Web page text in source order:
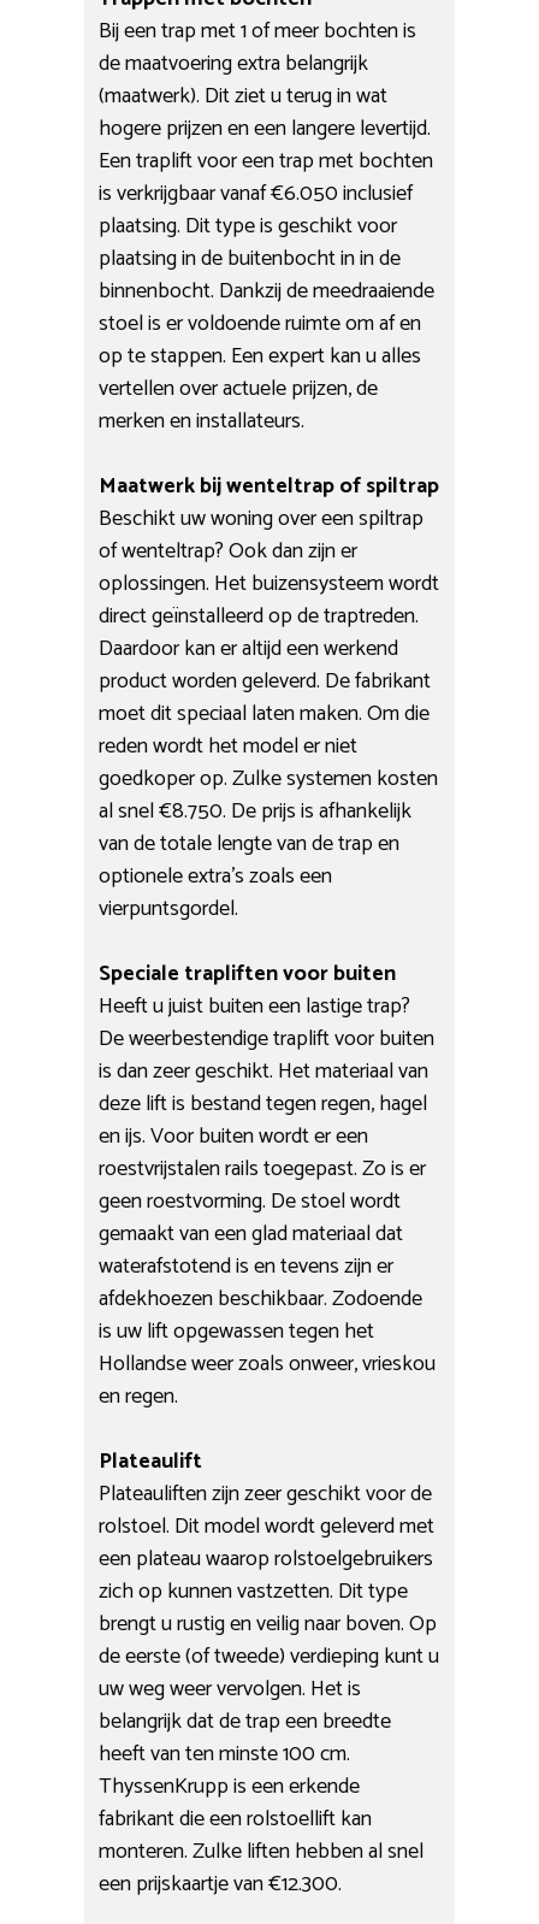
Bij een trap met 1 of meer bochten is
de maatvoering extra belangrijk
(maatwerk). Dit ziet u terug in wat
hogere prijzen en een langere levertijd.
Een traplift voor een trap met bochten
is verkrijgbaar vanaf €6.050 inclusief
plaatsing. Dit type is geschikt voor
plaatsing in de buitenbocht in in de
binnenbocht. Dankzij de meedraaiende
stoel is er voldoende ruimte om af en
op te stappen. Een expert kan u alles
vertellen over actuele prijzen, de
merken en installateurs.
Maatwerk bij wenteltrap of spiltrap
Beschikt uw woning over een spiltrap
of wenteltrap? Ook dan zijn er
oplossingen. Het buizensysteem wordt
direct geïnstalleerd op de traptreden.
Daardoor kan er altijd een werkend
product worden geleverd. De fabrikant
moet dit speciaal laten maken. Om die
reden wordt het model er niet
goedkoper op. Zulke systemen kosten
al snel €8.750. De prijs is afhankelijk
van de totale lengte van de trap en
optionele extra’s zoals een
vierpuntsgordel.
Speciale trapliften voor buiten
Heeft u juist buiten een lastige trap?
De weerbestendige traplift voor buiten
is dan zeer geschikt. Het materiaal van
deze lift is bestand tegen regen, hagel
en ijs. Voor buiten wordt er een
roestvrijstalen rails toegepast. Zo is er
geen roestvorming. De stoel wordt
gemaakt van een glad materiaal dat
waterafstotend is en tevens zijn er
afdekhoezen beschikbaar. Zodoende
is uw lift opgewassen tegen het
Hollandse weer zoals onweer, vrieskou
en regen.
Plateaulift
Plateauliften zijn zeer geschikt voor de
rolstoel. Dit model wordt geleverd met
een plateau waarop rolstoelgebruikers
zich op kunnen vastzetten. Dit type
brengt u rustig en veilig naar boven. Op
de eerste (of tweede) verdieping kunt u
uw weg weer vervolgen. Het is
belangrijk dat de trap een breedte
heeft van ten minste 100 cm.
ThyssenKrupp is een erkende
fabrikant die een rolstoellift kan
monteren. Zulke liften hebben al snel
een prijskaartje van €12.300.